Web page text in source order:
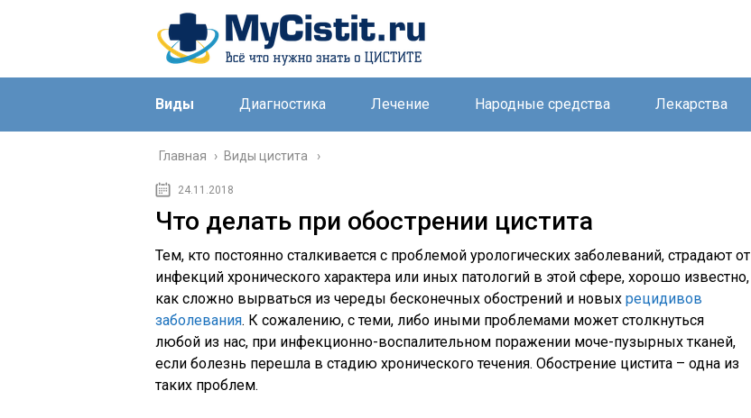
Виды Диагностика Лечение Народные средства Лекарства
Главная › Виды цистита
24.11.2018
Что делать при обострении цистита
Тем, кто постоянно сталкивается с проблемой урологических заболеваний, страдают от
инфекций хронического характера или иных патологий в этой сфере, хорошо известно,
как сложно вырваться из череды бесконечных обострений и новых рецидивов
заболевания. К сожалению, с теми, либо иными проблемами может столкнуться
любой из нас, при инфекционно-воспалительном поражении моче-пузырных тканей,
если болезнь перешла в стадию хронического течения. Обострение цистита – одна из
таких проблем.